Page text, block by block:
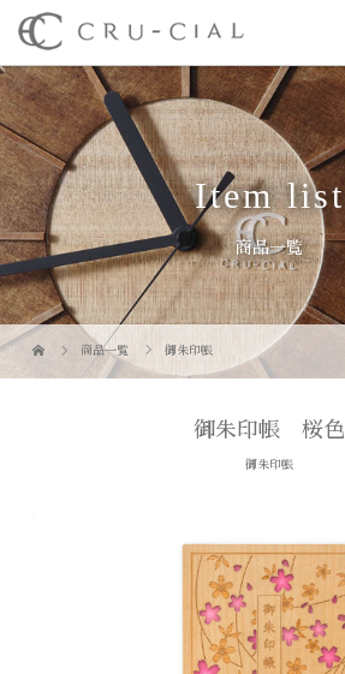
Item list
商品一覧
商品一覧 御朱印帳
御朱印帳 桜色
御朱印帳